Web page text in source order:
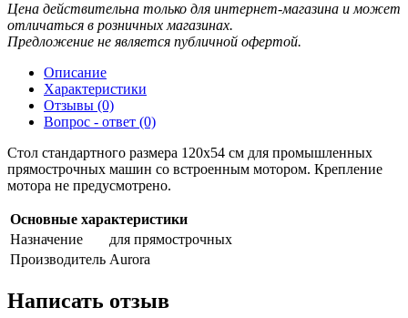
Цена действительна только для интернет-магазина и может
отличаться в розничных магазинах.
Предложение не является публичной офертой.
Описание
Характеристики
Отзывы (0)
Вопрос - ответ (0)
Стол стандартного размера 120х54 см для промышленных
прямострочных машин со встроенным мотором. Крепление
мотора не предусмотрено.
Основные характеристики
Назначение
для прямострочных
Производитель Aurora
Написать отзыв